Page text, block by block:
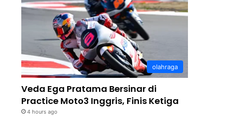
olahraga
Veda Ega Pratama Bersinar di
Practice Moto3 Inggris, Finis Ketiga
4 hours ago